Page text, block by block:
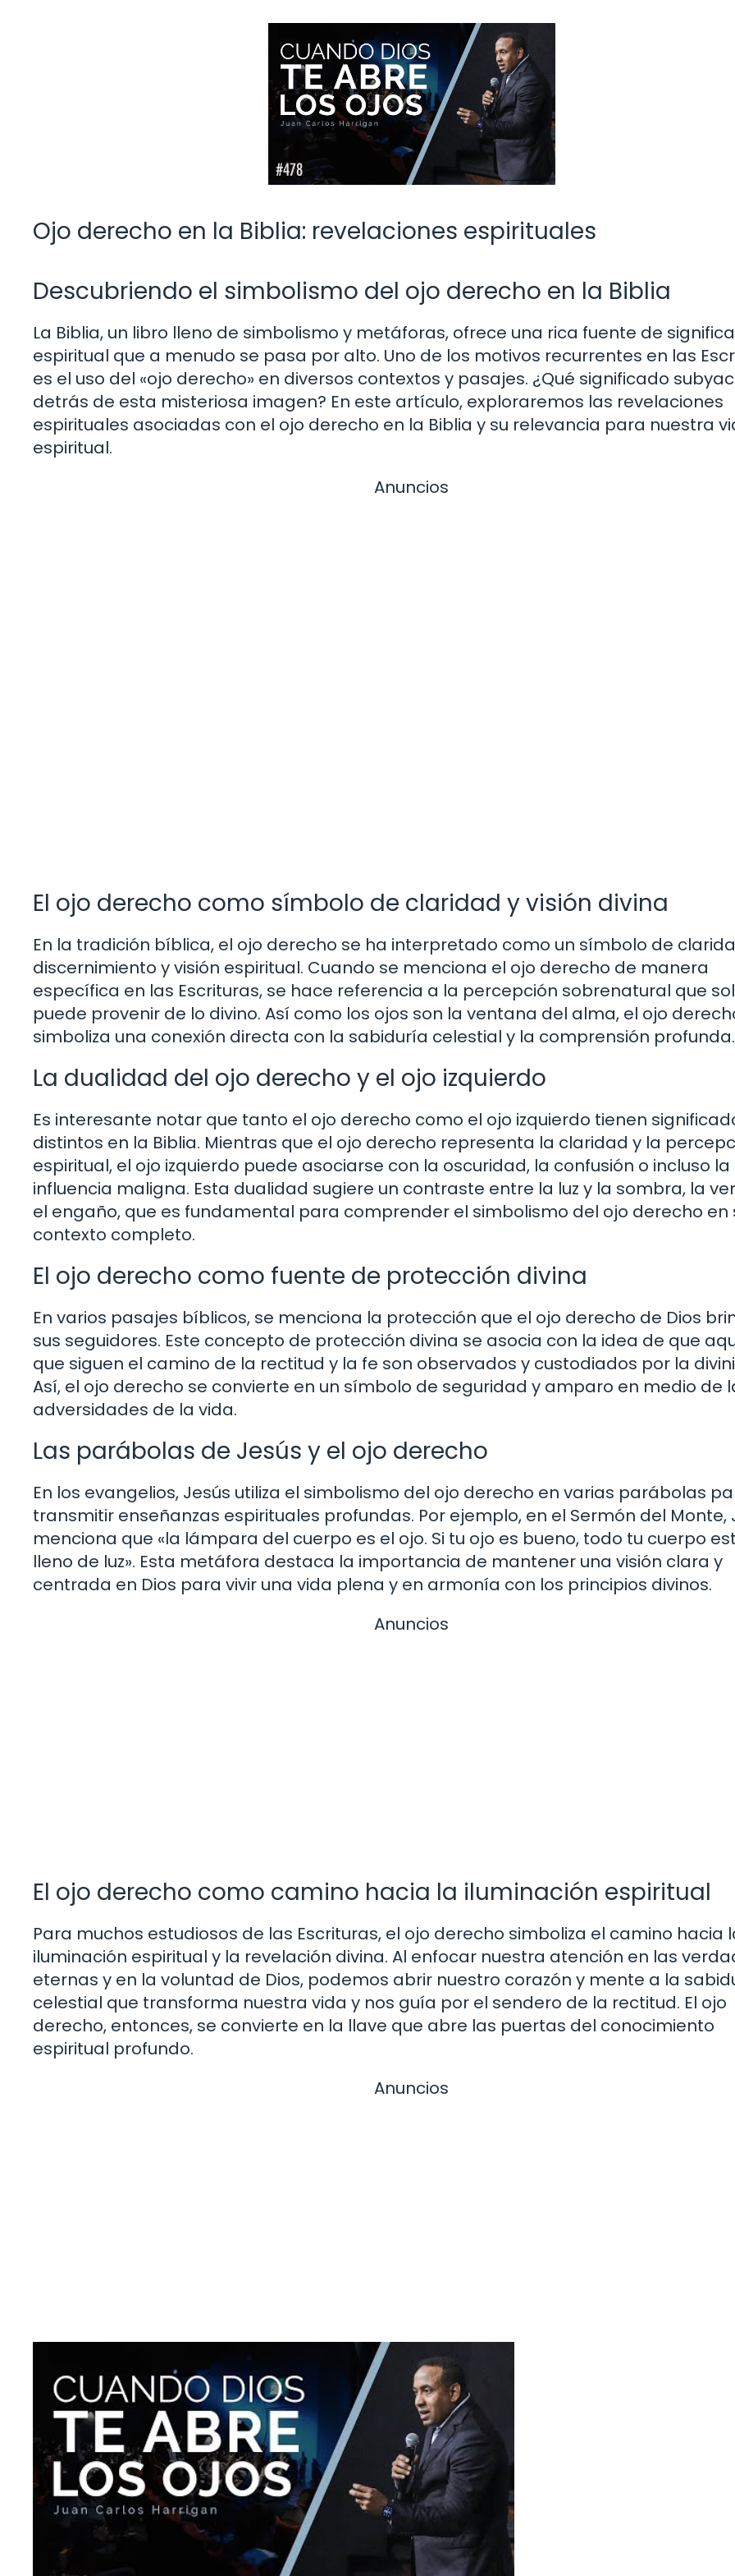
Ojo derecho en la Biblia: revelaciones espirituales
Descubriendo el simbolismo del ojo derecho en la Biblia
La Biblia, un libro lleno de simbolismo y metáforas, ofrece una rica fuente de
espiritual que a menudo se pasa por alto. Uno de los motivos recurrentes en las
es el uso del «ojo derecho» en diversos contextos y pasajes. ¿Qué significado
detrás de esta misteriosa imagen? En este artículo, exploraremos las revelaciones
espirituales asociadas con el ojo derecho en la Biblia y su relevancia para nuestra
espiritual.
Anuncios
El ojo derecho como símbolo de claridad y visión divina
En la tradición bíblica, el ojo derecho se ha interpretado como un símbolo de
discernimiento y visión espiritual. Cuando se menciona el ojo derecho de manera
específica en las Escrituras, se hace referencia a la percepción sobrenatural que
puede provenir de lo divino. Así como los ojos son la ventana del alma, el ojo
simboliza una conexión directa con la sabiduría celestial y la comprensión profunda.
La dualidad del ojo derecho y el ojo izquierdo
Es interesante notar que tanto el ojo derecho como el ojo izquierdo tienen
distintos en la Biblia. Mientras que el ojo derecho representa la claridad y la
espiritual, el ojo izquierdo puede asociarse con la oscuridad, la confusión o incluso la
influencia maligna. Esta dualidad sugiere un contraste entre la luz y la sombra, la
el engaño, que es fundamental para comprender el simbolismo del ojo derecho en
contexto completo.
El ojo derecho como fuente de protección divina
En varios pasajes bíblicos, se menciona la protección que el ojo derecho de Dios
sus seguidores. Este concepto de protección divina se asocia con la idea de que
que siguen el camino de la rectitud y la fe son observados y custodiados por la
Así, el ojo derecho se convierte en un símbolo de seguridad y amparo en medio de
adversidades de la vida.
Las parábolas de Jesús y el ojo derecho
En los evangelios, Jesús utiliza el simbolismo del ojo derecho en varias parábolas
transmitir enseñanzas espirituales profundas. Por ejemplo, en el Sermón del Monte,
menciona que «la lámpara del cuerpo es el ojo. Si tu ojo es bueno, todo tu cuerpo
lleno de luz». Esta metáfora destaca la importancia de mantener una visión clara y
centrada en Dios para vivir una vida plena y en armonía con los principios divinos.
Anuncios
El ojo derecho como camino hacia la iluminación espiritual
Para muchos estudiosos de las Escrituras, el ojo derecho simboliza el camino hacia
iluminación espiritual y la revelación divina. Al enfocar nuestra atención en las
eternas y en la voluntad de Dios, podemos abrir nuestro corazón y mente a la
celestial que transforma nuestra vida y nos guía por el sendero de la rectitud. El ojo
derecho, entonces, se convierte en la llave que abre las puertas del conocimiento
espiritual profundo.
Anuncios